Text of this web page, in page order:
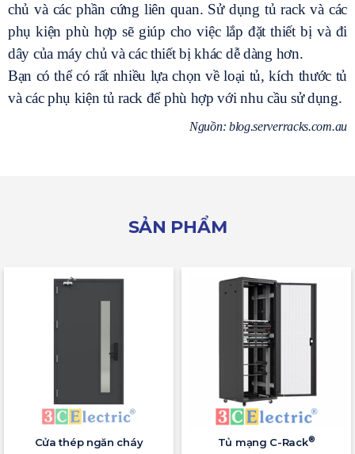
chủ và các phần cứng liên quan. Sử dụng tủ rack và các
phụ kiện phù hợp sẽ giúp cho việc lắp đặt thiết bị và đi
dây của máy chủ và các thiết bị khác dễ dàng hơn.
Bạn có thể có rất nhiều lựa chọn về loại tủ, kích thước tủ
và các phụ kiện tủ rack để phù hợp với nhu cầu sử dụng.
Nguồn: blog.serverracks.com.au
SẢN PHẨM
Cửa thép ngăn cháy Tủ mạng C-Rack®